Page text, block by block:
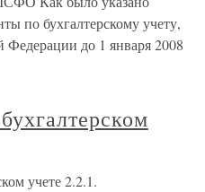
по бухгалтерскому учету,
Федерации до 1 января 2008
учете 2.2.1.